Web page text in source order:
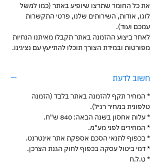
את כל החומר שתרצו שיופיע באתר (כמו למשל
לוגו, אודות, השירותים שלנו, פרטי התקשרות
עמכם ועוד).
לאחר ביצוע ההזמנה באתר תקבלו מאיתנו הנחיות
מפורטות ובמידת הצורך תוכלו להתייעץ עם נציגינו.
חשוב לדעת
* המחיר תקף להזמנה באתר בלבד (הזמנה
טלפונית במחיר רגיל).
* עלות אחסון בשנה הבאה: 840 ש"ח.
* המחירים לפני מע"מ.
* בכפוף לתנאי הסכם אספקת אתר אינטרנט.
* דמי ביטול עסקה בכפוף לחוק הגנת הצרכן.
* ט.ל.ח